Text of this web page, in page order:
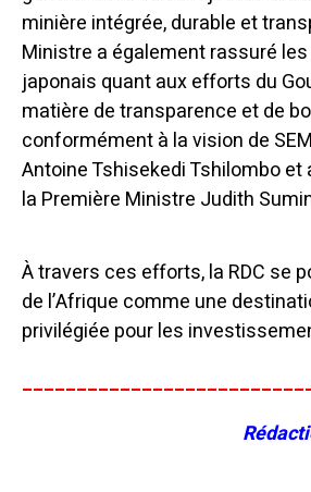
minière intégrée, durable et
Ministre a également rassuré
japonais quant aux efforts du
matière de transparence et de
conformément à la vision de
Antoine Tshisekedi Tshilombo et
la Première Ministre Judith
À travers ces efforts, la RDC se
de l’Afrique comme une
privilégiée pour les